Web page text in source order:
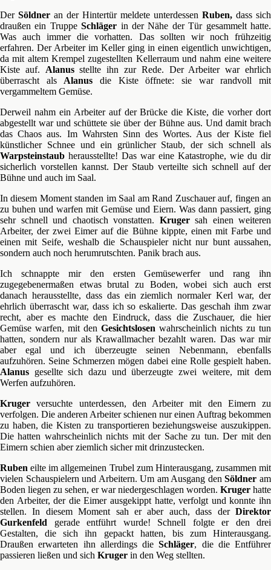
Der Söldner an der Hintertür meldete unterdessen Ruben, dass sich
draußen ein TruppeSchläger in der Nähe der Tür gesammelt hatte.
Was auch immer die vorhatten. Das sollten wir noch frühzeitig
erfahren. Der Arbeiter im Keller ging in einen eigentlich unwichtigen,
da mit altem Krempel zugestellten Kellerraum und nahm eine weitere
Kiste auf. Alanusstellte ihn zur Rede. Der Arbeiter war ehrlich
überrascht als Alanus die Kiste öffnete: sie war randvoll mit
vergammeltem Gemüse.
Derweil nahm ein Arbeiter auf der Brücke die Kiste, die vorher dort
abgestellt war und schüttete sie über der Bühne aus. Und damit brach
das Chaos aus. Im Wahrsten Sinn des Wortes. Aus der Kiste fiel
künstlicher Schnee und ein grünlicher Staub, der sich schnell als
Warpsteinstaub herausstellte! Das war eine Katastrophe, wie du dir
sicherlich vorstellen kannst. Der Staub verteilte sich schnell auf der
Bühne und auch im Saal.
In diesem Moment standen im Saal am Rand Zuschauer auf, fingen an
zu buhen und warfen mit Gemüse und Eiern. Was dann passiert, ging
sehr schnell und chaotisch vonstatten. Krugersah einen weiteren
Arbeiter, der zwei Eimer auf die Bühne kippte, einen mit Farbe und
einen mit Seife, weshalb die Schauspieler nicht nur bunt aussahen,
sondern auch noch herumrutschten. Panik brach aus.
Ich schnappte mir den ersten Gemüsewerfer und rang ihn
zugegebenermaßen etwas brutal zu Boden, wobei sich auch erst
danach herausstellte, dass das ein ziemlich normaler Kerl war, der
ehrlich überrascht war, dass ich so eskalierte. Das geschah ihm zwar
recht, aber es machte den Eindruck, dass die Zuschauer, die hier
Gemüse warfen, mit den Gesichtslosen wahrscheinlich nichts zu tun
hatten, sondern nur als Krawallmacher bezahlt waren. Das war mir
aber egal und ich überzeugte seinen Nebenmann, ebenfalls
aufzuhören. Seine Schmerzen mögen dabei eine Rolle gespielt haben.
Alanus gesellte sich dazu und überzeugte zwei weitere, mit dem
Werfen aufzuhören.
Kruger versuchte unterdessen, den Arbeiter mit den Eimern zu
verfolgen. Die anderen Arbeiter schienen nur einen Auftrag bekommen
zu haben, die Kisten zu transportieren beziehungsweise auszukippen.
Die hatten wahrscheinlich nichts mit der Sache zu tun. Der mit den
Eimern schien aber ziemlich sicher mit drinzustecken.
Ruben eilte im allgemeinen Trubel zum Hinterausgang, zusammen mit
vielen Schauspielern und Arbeitern. Um am Ausgang denSöldner am
Boden liegen zu sehen, er war niedergeschlagen worden. Kruger hatte
den Arbeiter, der die Eimer ausgekippt hatte, verfolgt und konnte ihn
stellen. In diesem Moment sah er aber auch, dass der Direktor
Gurkenfeld gerade entführt wurde! Schnell folgte er den drei
Gestalten, die sich ihn gepackt hatten, bis zum Hinterausgang.
Draußen erwarteten ihn allerdings dieSchläger, die die Entführer
passieren ließen und sich Kruger in den Weg stellten.